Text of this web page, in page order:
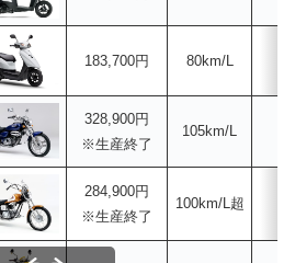
183,700円 80km/L
328,900円
※生産終了
105km/L
284,900円
※生産終了
100km/L超